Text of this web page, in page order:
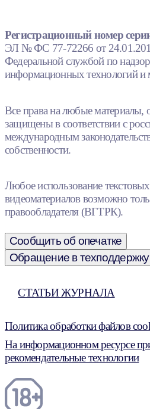
Регистрационный номер
ЭЛ № ФС 77-72266 от
Федеральной службой по
информационных технологий и
Все права на любые материалы,
защищены в соответствии с
международным
собственности.
Любое использование
видеоматериалов возможно
правообладателя (ВГТРК).
Сообщить об опечатке
Обращение в техподдержку
СТАТЬИ ЖУРНАЛА
Политика обработки файлов
На информационном ресурсе
рекомендательные технологии